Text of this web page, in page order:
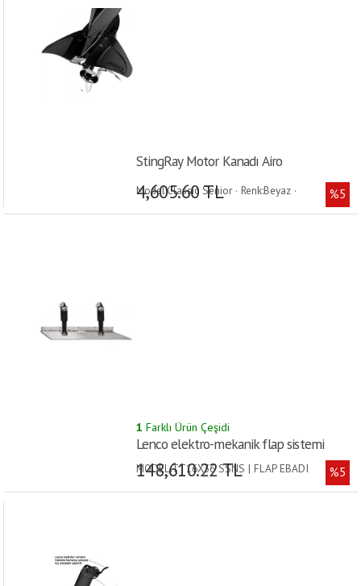
StingRay Motor Kanadı Airo
Model:Classic Senior · Renk:Beyaz ·
4,605.60 TL %5
1 Farklı Ürün Çeşidi
Lenco elektro-mekanik flap sistemi
MODEL:TT16X36 SSNS | FLAP EBADI
(cm):40x91 | UYGUN TEKNE BOYU (m):13-24 |
148,610.22 TL %5